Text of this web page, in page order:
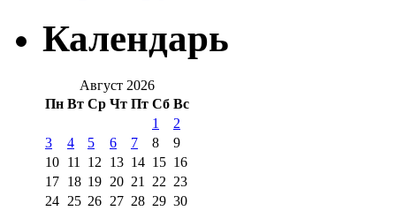
Календарь
Август 2026
Пн Вт Ср Чт Пт Сб Вс
1
2
3
4 5 6 7 8
9
10 11 12 13 14 15 16
17 18 19 20 21 22 23
24 25 26 27 28 29 30